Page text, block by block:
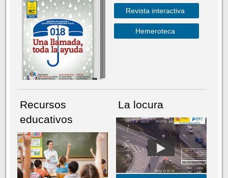
Revista interactiva
Hemeroteca
Recursos
educativos
La locura